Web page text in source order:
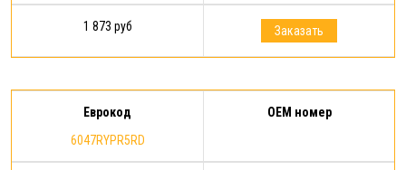
1 873 руб Заказать
Еврокод
6047RYPR5RD
OEM номер